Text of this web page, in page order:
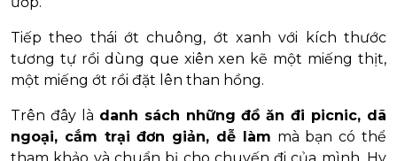
Tiếp theo thái ớt chuông, ớt xanh với kích thước
tương tự rồi dùng que xiên xen kẽ một miếng thịt,
một miếng ớt rồi đặt lên than hồng.
Trên đây là danh sách những đồ ăn đi picnic, dã
ngoại, cắm trại đơn giản, dễ làm mà bạn có thể